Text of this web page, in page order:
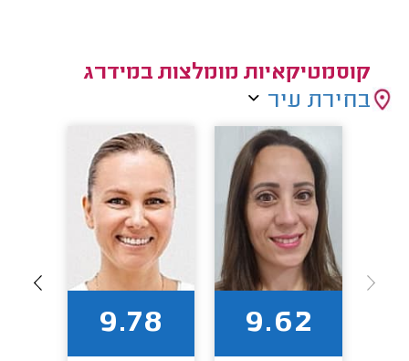
קוסמטיקאיות מומלצות במידרג
בחירת עיר
9.62
9.78